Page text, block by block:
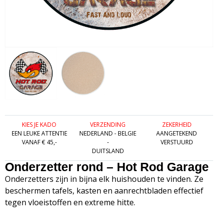
KIES JE KADO
EEN LEUKE ATTENTIE
VANAF € 45,-
VERZENDING
NEDERLAND - BELGIE
-
DUITSLAND
ZEKERHEID
AANGETEKEND
VERSTUURD
Onderzetter rond – Hot Rod Garage
Onderzetters zijn in bijna elk huishouden te vinden. Ze
beschermen tafels, kasten en aanrechtbladen effectief
tegen vloeistoffen en extreme hitte.